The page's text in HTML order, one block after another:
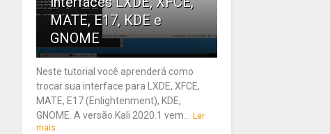
MATE, E17, KDE e
GNOME
Neste tutorial você aprenderá como
trocar sua interface para LXDE, XFCE,
MATE, E17 (Enlightenment), KDE,
GNOME. A versão Kali 2020.1 vem...
Ler
mais